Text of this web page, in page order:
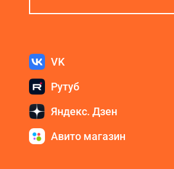
VK
Рутуб
Яндекс. Дзен
Авито магазин